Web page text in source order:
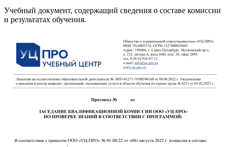
Учебный документ, содержащий сведения о составе комиссии
и результатах обучения.